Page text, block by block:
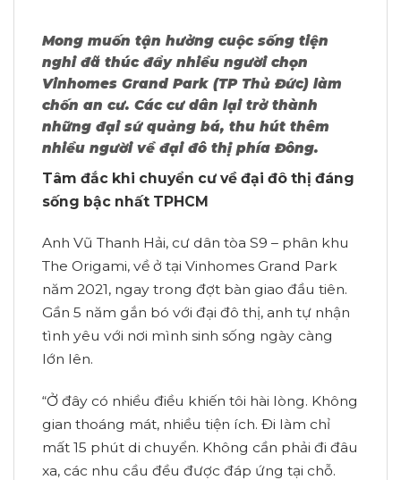
Mong muốn tận hưởng cuộc sống tiện
nghi đã thúc đẩy nhiều người chọn
Vinhomes Grand Park (TP Thủ Đức) làm
chốn an cư. Các cư dân lại trở thành
những đại sứ quảng bá, thu hút thêm
nhiều người về đại đô thị phía Đông.
Tâm đắc khi chuyển cư vềđại đô thị đáng
sống bậc nhất TPHCM
Anh Vũ Thanh Hải, cư dân tòa S9 – phân khu
The Origami, về ở tại Vinhomes Grand Park
năm 2021, ngay trong đợt bàn giao đầu tiên.
Gần 5 năm gắn bó với đại đô thị, anh tự nhận
tình yêu với nơi mình sinh sống ngày càng
lớn lên.
“Ở đây có nhiều điều khiến tôi hài lòng. Không
gian thoáng mát, nhiều tiện ích. Đi làm chỉ
mất 15 phút di chuyển. Không cần phải đi đâu
xa, các nhu cầu đều được đáp ứng tại chỗ.